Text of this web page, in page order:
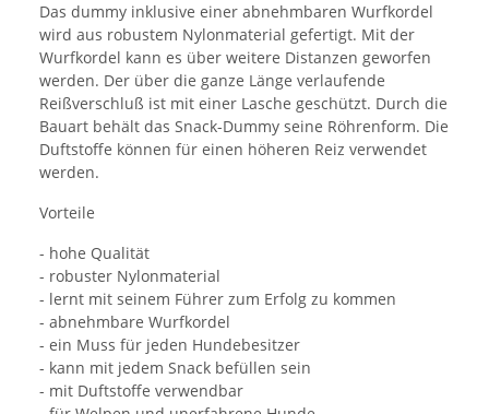
Das dummy inklusive einer abnehmbaren Wurfkordel
wird aus robustem Nylonmaterial gefertigt. Mit der
Wurfkordel kann es über weitere Distanzen geworfen
werden. Der über die ganze Länge verlaufende
Reißverschluß ist mit einer Lasche geschützt. Durch die
Bauart behält das Snack-Dummy seine Röhrenform. Die
Duftstoffe können für einen höheren Reiz verwendet
werden.
Vorteile
- hohe Qualität
- robuster Nylonmaterial
- lernt mit seinem Führer zum Erfolg zu kommen
- abnehmbare Wurfkordel
- ein Muss für jeden Hundebesitzer
- kann mit jedem Snack befüllen sein
- mit Duftstoffe verwendbar